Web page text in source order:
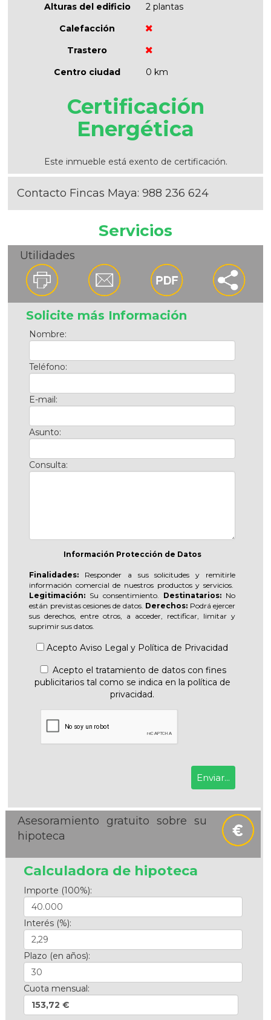
Alturas del edificio
2 plantas
Calefacción
Trastero
Centro ciudad
0 km
Certificación
Energética
Este inmueble está exento de certificación.
Contacto Fincas Maya:988 236 624
Servicios
Utilidades
Solicite más Información
Nombre:
Teléfono:
E-mail:
Asunto:
Consulta:
Información Protección de Datos
Finalidades: Responder a sus solicitudes y remitirle
información comercial de nuestros productos y servicios.
Legitimación: Su consentimiento. Destinatarios:No
están previstas cesiones de datos. Derechos: Podrá ejercer
sus derechos, entre otros, a acceder, rectificar, limitar y
suprimir sus datos.
AceptoAviso Legal y Política de Privacidad
Acepto el tratamiento de datos con fines
publicitarios tal como se indica en la política de
privacidad.
Asesoramiento gratuito sobre su
hipoteca
Calculadora de hipoteca
Importe (100%):
Interés (%):
Plazo (en años):
Cuota mensual:
153,72 €